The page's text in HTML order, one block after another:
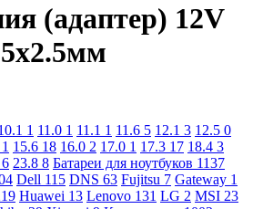
(адаптер) 12V
1 11.0 1 11.1 1 11.6 5 12.1 3 12.5 0
1 15.6 18 16.0 2 17.0 1 17.3 17 18.4 3
6 23.8 8 Батареи для ноутбуков 1137
Dell 115 DNS 63 Fujitsu 7 Gateway 1
Huawei 13 Lenovo 131 LG 2 MSI 23